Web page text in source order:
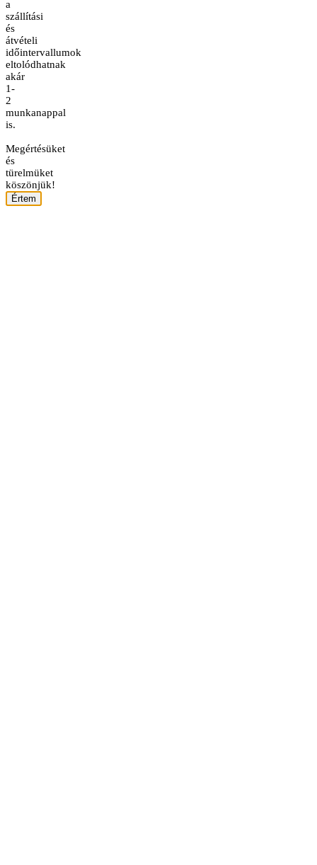
a
szállítási
és
átvételi
időintervallumok
eltolódhatnak
akár
1-
2
munkanappal
is.
Megértésüket
és
türelmüket
köszönjük!
Értem